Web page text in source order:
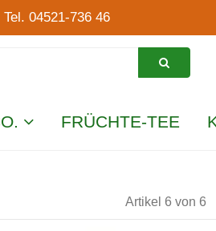
Tel. 04521-736 46
FRÜCHTE-TEE
Artikel 6 von 6